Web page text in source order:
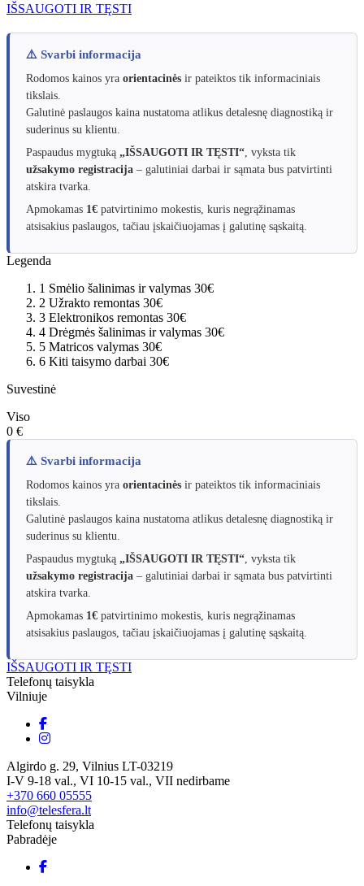
IŠSAUGOTI IR TĘSTI
⚠️ Svarbi informacija
Rodomos kainos yra orientacinės ir pateiktos tik informaciniais
tikslais.
Galutinė paslaugos kaina nustatoma atlikus detalesnę diagnostiką ir
suderinus su klientu.
Paspaudus mygtuką „IŠSAUGOTI IR TĘSTI“ , vyksta tik
užsakymo registracija – galutiniai darbai ir sąmata bus patvirtinti
atskira tvarka.
Apmokamas 1€ patvirtinimo mokestis, kuris negrąžinamas
atsisakius paslaugos, tačiau įskaičiuojamas į galutinę sąskaitą.
Legenda
1 Smėlio šalinimas ir valymas 30€
2 Užrakto remontas 30€
3 Elektronikos remontas 30€
4 Drėgmės šalinimas ir valymas 30€
5 Matricos valymas 30€
6 Kiti taisymo darbai 30€
Suvestinė
Viso
0 €
⚠️ Svarbi informacija
Rodomos kainos yra orientacinės ir pateiktos tik informaciniais
tikslais.
Galutinė paslaugos kaina nustatoma atlikus detalesnę diagnostiką ir
suderinus su klientu.
Paspaudus mygtuką „IŠSAUGOTI IR TĘSTI“ , vyksta tik
užsakymo registracija – galutiniai darbai ir sąmata bus patvirtinti
atskira tvarka.
Apmokamas 1€ patvirtinimo mokestis, kuris negrąžinamas
atsisakius paslaugos, tačiau įskaičiuojamas į galutinę sąskaitą.
IŠSAUGOTI IR TĘSTI
Telefonų taisykla
Vilniuje
Algirdo g. 29, Vilnius LT-03219
I-V 9-18 val., VI 10-15 val., VII nedirbame
+370 660 05555
info@telesfera.lt
Telefonų taisykla
Pabradėje